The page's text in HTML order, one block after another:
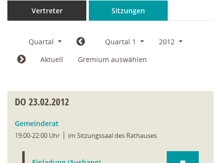
Vertreter Sitzungen
Quartal Quartal 1
2012
Aktuell
Gremium auswählen
DO 23.02.2012
Gemeinderat
19:00-22:00 Uhr im Sitzungssaal des Rathauses